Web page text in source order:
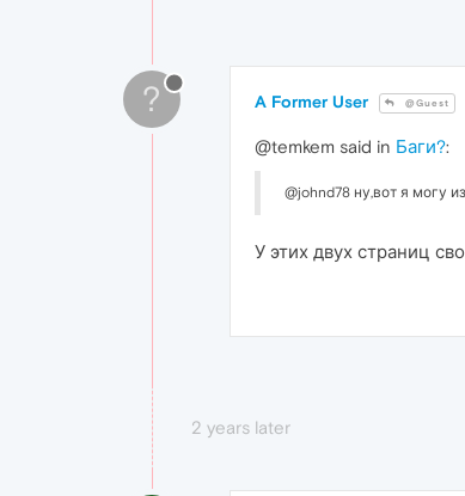
? A Former User @Guest
@temkem said in Баги?:
@johnd78 ну,вот я могу
У этих двух страниц
2 years later